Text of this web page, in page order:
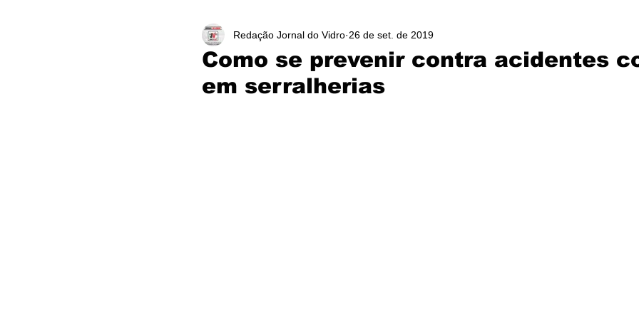
Como se prevenir contra acidentes
em serralherias
Redação Jornal do Vidro 26 de set. de 2019